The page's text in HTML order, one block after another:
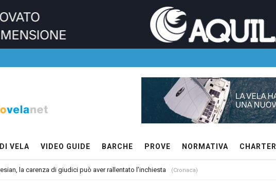
VELA VIDEO GUIDE BARCHE PROVE NORMATIVA CHARTER
la carenza di giudici può aver rallentato l’inchiesta (Cronaca)